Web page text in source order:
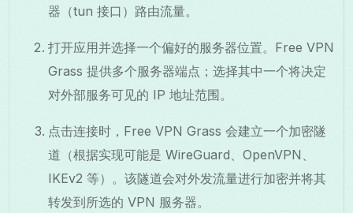
器（tun 接口）路由流量。
打开应用并选择一个偏好的服务器位置。Free VPN
Grass 提供多个服务器端点；选择其中一个将决定
对外部服务可见的 IP 地址范围。
点击连接时，Free VPN Grass 会建立一个加密隧
道（根据实现可能是 WireGuard、OpenVPN、
IKEv2 等）。该隧道会对外发流量进行加密并将其
转发到所选的 VPN 服务器。